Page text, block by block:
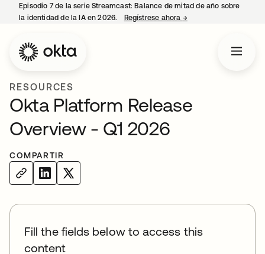
Episodio 7 de la serie Streamcast: Balance de mitad de año sobre
la identidad de la IA en 2026.
Regístrese ahora →se abre en una
RESOURCES
Okta Platform Release
Overview - Q1 2026
COMPARTIR
Fill the fields below to access this
content